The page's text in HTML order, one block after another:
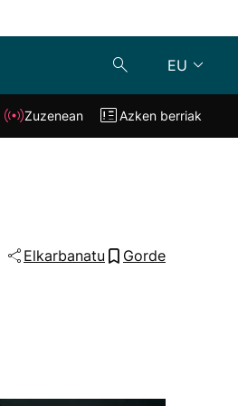
EU
Klisk Zuzenean
Zuzenean Azken berriak
Elkarbanatu Gorde